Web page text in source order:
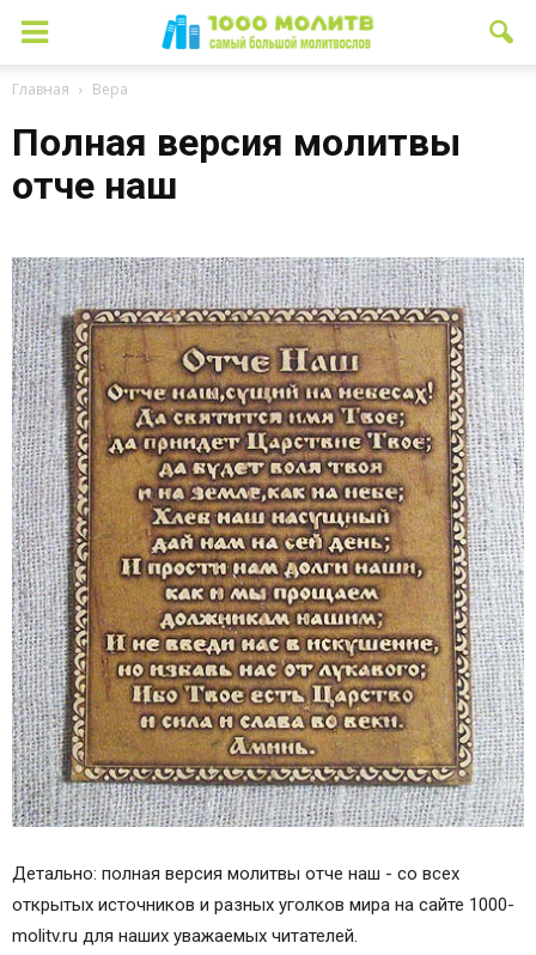
Главная Вера
Полная версия молитвы
отче наш
Детально: полная версия молитвы отче наш - со всех
открытых источников и разных уголков мира на сайте 1000-
molitv.ru для наших уважаемых читателей.